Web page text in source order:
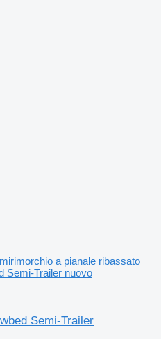
a pianale ribassato
Semi-Trailer nuovo
Semi-Trailer